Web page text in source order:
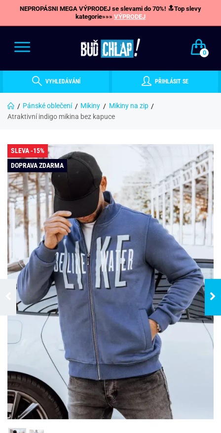
NEPROPÁSNI MEGA VÝPRODEJ se slevami do 70%! 🔝Top slevy
kategorie»»» VÝPRODEJ
0
VYHLEDÁVÁNÍ PŘIHLÁSIT SE
Pánské oblečení Mikiny
Mikiny na zip
Atraktivní indigo mikina bez kapuce
SLEVA -15%
DOPRAVA ZDARMA